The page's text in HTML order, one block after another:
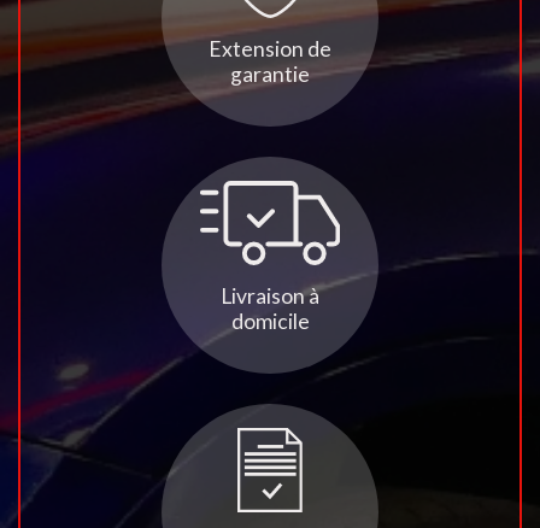
Extension de
garantie
Livraison à
domicile